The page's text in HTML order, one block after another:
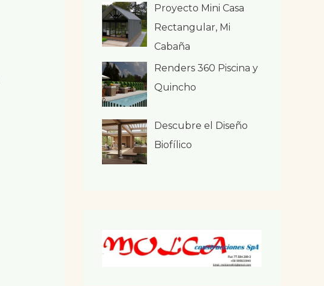
Proyecto Mini Casa
Rectangular, Mi
Cabaña
Renders 360 Piscina y
Quincho
Descubre el Diseño
Biofílico